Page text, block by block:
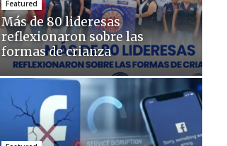
Featured
Más de 80 lideresas
reflexionaron sobre las
formas de crianza